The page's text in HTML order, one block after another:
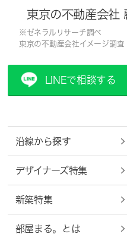
東京の不動産会社
※ゼネラルリサーチ調べ
東京の不動産会社イメージ調査
LINEで相談する
沿線から探す
デザイナーズ特集
新築特集
部屋まる。とは